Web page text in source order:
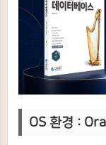
OS 환경 :